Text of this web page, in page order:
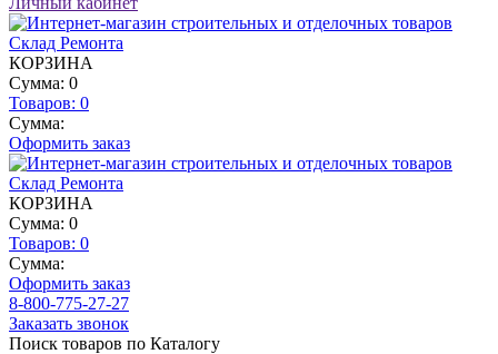
КОРЗИНА
Сумма: 0
Товаров: 0
Сумма:
Оформить заказ
КОРЗИНА
Сумма: 0
Товаров: 0
Сумма:
Оформить заказ
8-800-775-27-27
Заказать звонок
Поиск товаров по Каталогу